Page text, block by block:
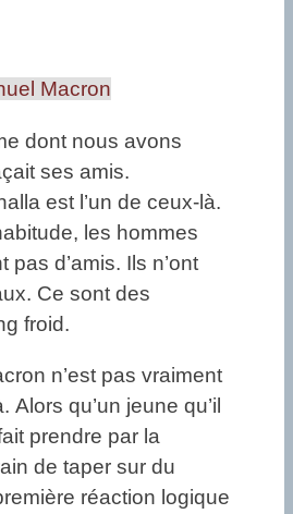
Macron
dont nous avons
ses amis.
est l’un de ceux-là.
les hommes
pas d’amis. Ils n’ont
Ce sont des
froid.
n’est pas vraiment
Alors qu’un jeune qu’il
prendre par la
de taper sur du
réaction logique